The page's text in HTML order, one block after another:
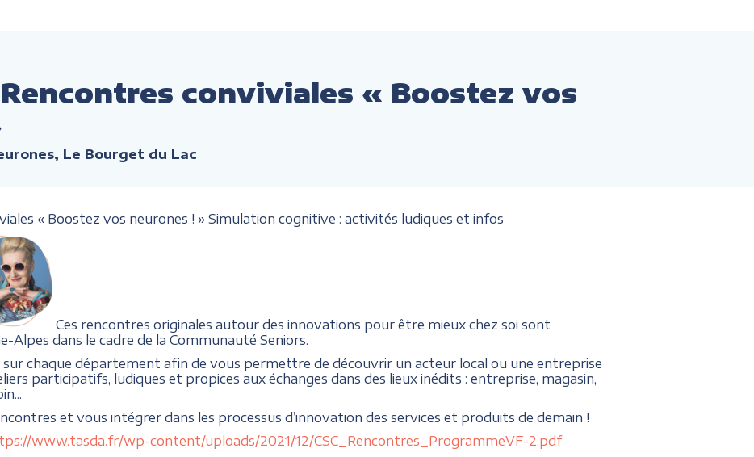
conviviales « Boostez vos
Le Bourget du Lac
« Boostez vos neurones ! » Simulation cognitive : activités ludiques et infos
Ces rencontres originales autour des innovations pour être mieux chez soi sont
Alpes dans le cadre de la Communauté Seniors.
sur chaque département afin de vous permettre de découvrir un acteur local ou une entreprise
participatifs, ludiques et propices aux échanges dans des lieux inédits : entreprise, magasin,
et vous intégrer dans les processus d’innovation des services et produits de demain !
www.tasda.fr/wp-content/uploads/2021/12/CSC_Rencontres_ProgrammeVF-2.pdf